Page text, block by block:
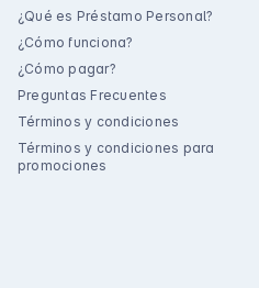
¿Qué es Préstamo Personal?
¿Cómo funciona?
¿Cómo pagar?
Preguntas Frecuentes
Términos y condiciones
Términos y condiciones para
promociones